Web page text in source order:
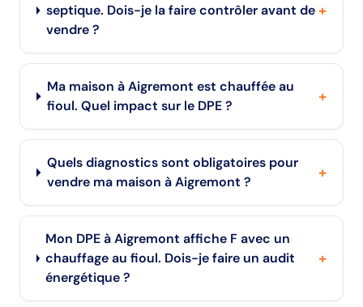
septique. Dois-je la faire contrôler avant de
vendre ?
+
Ma maison à Aigremont est chauffée au
fioul. Quel impact sur le DPE ?
+
Quels diagnostics sont obligatoires pour
vendre ma maison à Aigremont ?
+
Mon DPE à Aigremont affiche F avec un
chauffage au fioul. Dois-je faire un audit
énergétique ?
+